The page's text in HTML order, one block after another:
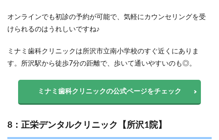
オンラインでも初診の予約が可能で、気軽にカウンセリングを受
けられるのはうれしいですね♪
ミナミ歯科クリニックは所沢市立南小学校のすぐ近くにありま
す。所沢駅から徒歩7分の距離で、歩いて通いやすいのも◎。
ミナミ歯科クリニックの公式ページをチェック
8：正栄デンタルクリニック【所沢1院】